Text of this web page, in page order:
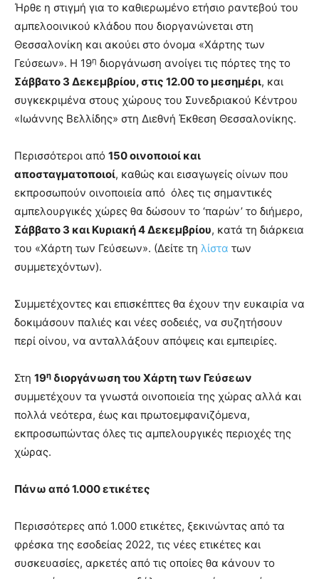
Ήρθε η στιγμή για το καθιερωμένο ετήσιο ραντεβού του
αμπελοοινικού κλάδου που διοργανώνεται στη
Θεσσαλονίκη και ακούει στο όνομα «Χάρτης των
Γεύσεων». Η 19η διοργάνωση ανοίγει τις πόρτες της το
Σάββατο 3 Δεκεμβρίου, στις 12.00 το μεσημέρι, και
συγκεκριμένα στους χώρους του Συνεδριακού Κέντρου
«Ιωάννης Βελλίδης» στη Διεθνή Έκθεση Θεσσαλονίκης.
Περισσότεροι από 150 οινοποιοί και
αποσταγματοποιοί, καθώς και εισαγωγείς οίνων που
εκπροσωπούν οινοποιεία από όλες τις σημαντικές
αμπελουργικές χώρες θα δώσουν το ‘παρών’ το διήμερο,
Σάββατο 3 και Κυριακή 4 Δεκεμβρίου, κατά τη διάρκεια
του «Χάρτη των Γεύσεων». (Δείτε τη λίστα των
συμμετεχόντων).
Συμμετέχοντες και επισκέπτες θα έχουν την ευκαιρία να
δοκιμάσουν παλιές και νέες σοδειές, να συζητήσουν
περί οίνου, να ανταλλάξουν απόψεις και εμπειρίες.
Στη 19η διοργάνωση του Χάρτη των Γεύσεων
συμμετέχουν τα γνωστά οινοποιεία της χώρας αλλά και
πολλά νεότερα, έως και πρωτοεμφανιζόμενα,
εκπροσωπώντας όλες τις αμπελουργικές περιοχές της
χώρας.
Πάνω από 1.000 ετικέτες
Περισσότερες από 1.000 ετικέτες, ξεκινώντας από τα
φρέσκα της εσοδείας 2022, τις νέες ετικέτες και
συσκευασίες, αρκετές από τις οποίες θα κάνουν το